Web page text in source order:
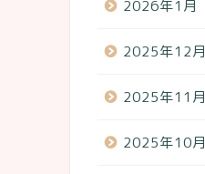
2026年1月
2025年12月
2025年11月
2025年10月